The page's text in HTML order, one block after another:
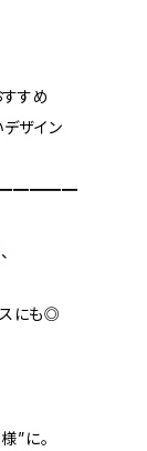
すめ
ザイン
にも◎
”に。